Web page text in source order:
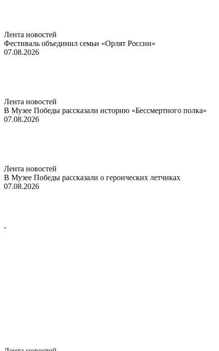
Лента новостей
Фестиваль объединил семьи «Орлят России»
07.08.2026
Лента новостей
В Музее Победы рассказали историю «Бессмертного полка»
07.08.2026
Лента новостей
В Музее Победы рассказали о героических летчиках
07.08.2026